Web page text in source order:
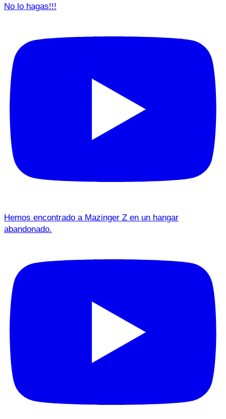
No lo hagas!!!
Hemos encontrado a Mazinger Z en un hangar
abandonado.